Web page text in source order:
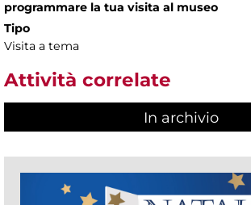
programmare la tua visita al museo
Tipo
Visita a tema
Attività correlate
In archivio